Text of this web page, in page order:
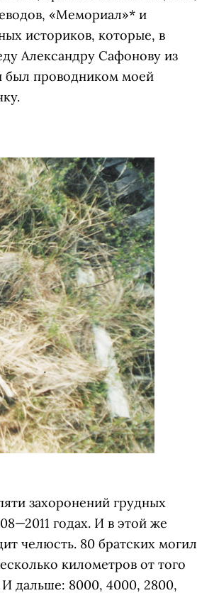
«Мемориал»* и
историков, которые, в
Александру Сафонову из
был проводником моей
захоронений грудных
годах. И в этой же
челюсть. 80 братских могил
километров от того
И дальше: 8000, 4000, 2800,